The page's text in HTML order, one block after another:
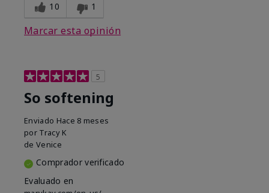
10 1
Marcar esta opinión
5
So softening
Enviado Hace 8 meses
por Tracy K
de Venice
Comprador verificado
Evaluado en